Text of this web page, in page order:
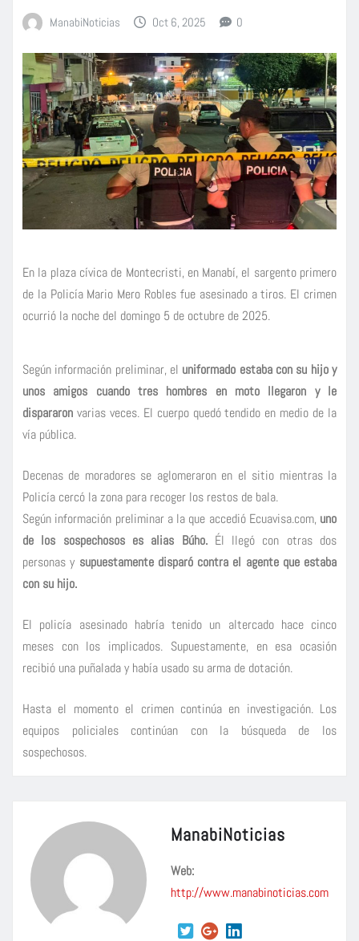
ManabiNoticias Oct 6, 2025 0
En la plaza cívica de Montecristi, en Manabí, el sargento primero
de la Policía Mario Mero Robles fue asesinado a tiros. El crimen
ocurrió la noche del domingo 5 de octubre de 2025.
Según información preliminar, el uniformado estaba con su hijo y
unos amigos cuando tres hombres en moto llegaron y le
dispararon varias veces. El cuerpo quedó tendido en medio de la
vía pública.
Decenas de moradores se aglomeraron en el sitio mientras la
Policía cercó la zona para recoger los restos de bala.
Según información preliminar a la que accedió Ecuavisa.com, uno
de los sospechosos es alias Búho.Él llegó con otras dos
personas y supuestamente disparó contra el agente que estaba
con su hijo.
El policía asesinado habría tenido un altercado hace cinco
meses con los implicados. Supuestamente, en esa ocasión
recibió una puñalada y había usado su arma de dotación.
Hasta el momento el crimen continúa en investigación. Los
equipos policiales continúan con la búsqueda de los
sospechosos.
ManabiNoticias
Web:
http://www.manabinoticias.com